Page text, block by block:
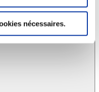
nécessaires.